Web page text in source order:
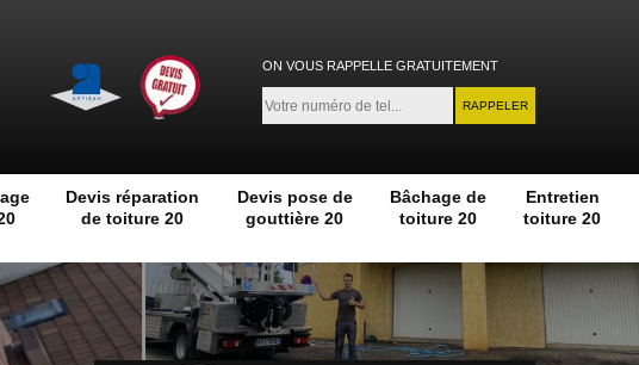
ON VOUS RAPPELLE GRATUITEMENT
Devis réparation
de toiture 20
Devis pose de
gouttière 20
Bâchage de
toiture 20
Entretien
toiture 20